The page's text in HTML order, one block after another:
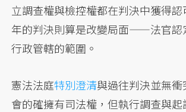
立調查權與檢控權都在判決中獲得
年的判決則算是改變局面——法官認
行政管轄的範圍。
憲法法庭特別澄清與過往判決並無
會的確擁有司法權，但執行調查與